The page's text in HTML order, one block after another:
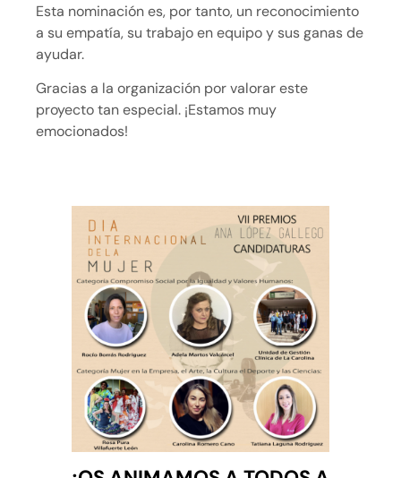
Esta nominación es, por tanto, un reconocimiento
a su empatía, su trabajo en equipo y sus ganas de
ayudar.
Gracias a la organización por valorar este
proyecto tan especial. ¡Estamos muy
emocionados!